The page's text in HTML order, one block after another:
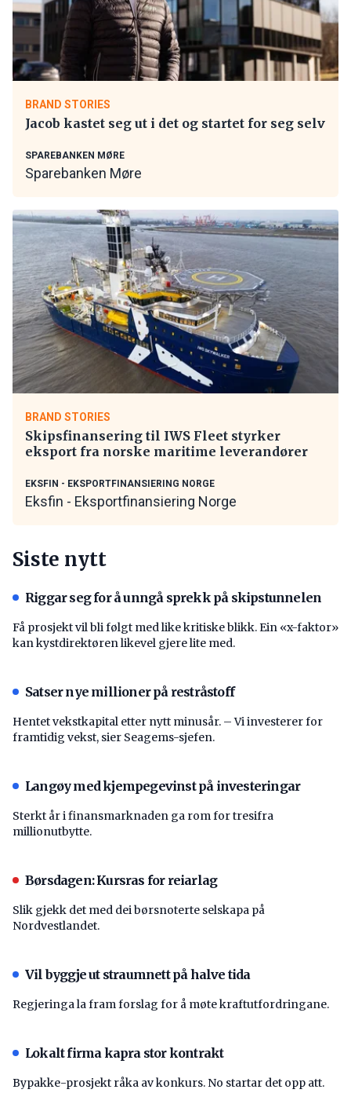
BRAND STORIES
Jacob kastet seg ut i det og startet for seg selv
SPAREBANKEN MØRE
Sparebanken Møre
BRAND STORIES
Skipsfinansering til IWS Fleet styrker
eksport fra norske maritime leverandører
EKSFIN - EKSPORTFINANSIERING NORGE
Eksfin - Eksportfinansiering Norge
Siste nytt
Riggar seg for å unngå sprekk på skipstunnelen
Få prosjekt vil bli følgt med like kritiske blikk. Ein «x-faktor»
kan kystdirektøren likevel gjere lite med.
Satser nye millioner på restråstoff
Hentet vekstkapital etter nytt minusår. – Vi investerer for
framtidig vekst, sier Seagems-sjefen.
Langøy med kjempegevinst på investeringar
Sterkt år i finansmarknaden ga rom for tresifra
millionutbytte.
Børsdagen: Kursras for reiarlag
Slik gjekk det med dei børsnoterte selskapa på
Nordvestlandet.
Vil byggje ut straumnett på halve tida
Regjeringa la fram forslag for å møte kraftutfordringane.
Lokalt firma kapra stor kontrakt
Bypakke-prosjekt råka av konkurs. No startar det opp att.